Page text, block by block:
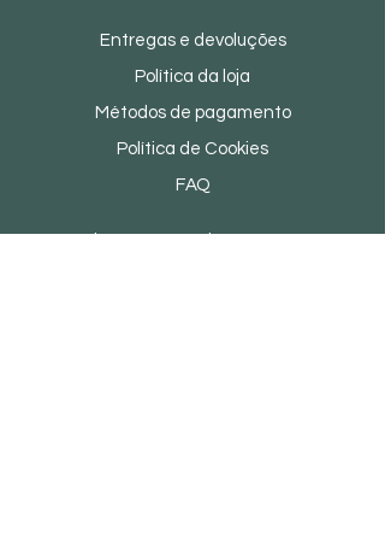
Entregas e devoluções
Política da loja
Métodos de pagamento
Política de Cookies
FAQ